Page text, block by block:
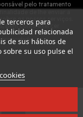
pelo tratamento
os nossos serviços.
bem como exercer
detalhadas
terceros para
relacionada
de sus hábitos de
sobre su uso pulse el